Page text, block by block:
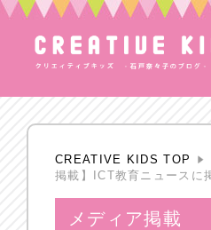
CREATIVE KIDS TOP
掲載】ICT教育ニュースに
メディア掲載